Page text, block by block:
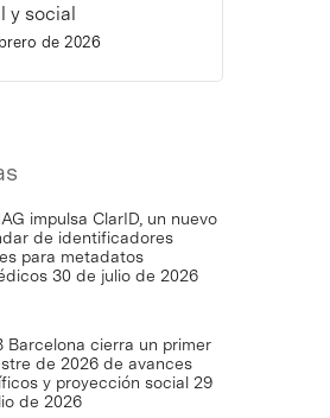
y social
de 2026
impulsa ClarID, un nuevo
de identificadores
para metadatos
30 de julio de 2026
Barcelona cierra un primer
de 2026 de avances
y proyección social 29
de 2026